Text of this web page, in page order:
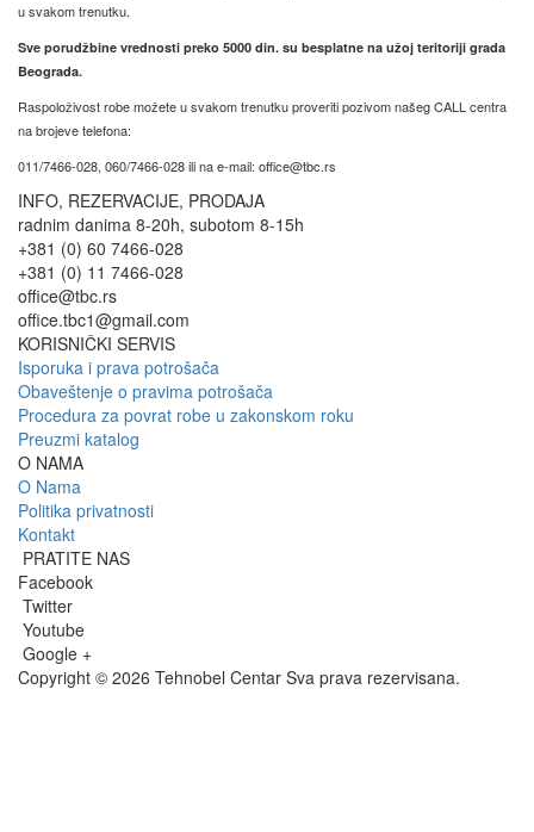
u svakom trenutku.
Sve porudžbine vrednosti preko 5000 din. su besplatne na užoj teritoriji grada
Beograda.
Raspoloživost robe možete u svakom trenutku proveriti pozivom našeg CALL centra
na brojeve telefona:
011/7466-028, 060/7466-028 ili na e-mail: office@tbc.rs
INFO, REZERVACIJE, PRODAJA
radnim danima 8-20h, subotom 8-15h
+381 (0) 60 7466-028
+381 (0) 11 7466-028
office@tbc.rs
office.tbc1@gmail.com
KORISNIČKI SERVIS
Isporuka i prava potrošača
Obaveštenje o pravima potrošača
Procedura za povrat robe u zakonskom roku
Preuzmi katalog
O NAMA
O Nama
Politika privatnosti
Kontakt
PRATITE NAS
Facebook
Twitter
Youtube
Google +
Copyright © 2026 Tehnobel Centar Sva prava rezervisana.